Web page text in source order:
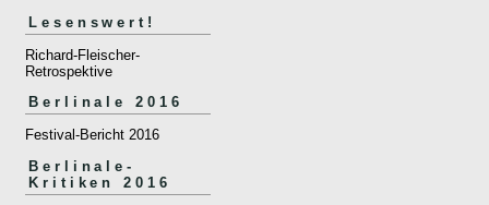
Lesenswert!
Richard-Fleischer-
Retrospektive
Berlinale 2016
Festival-Bericht 2016
Berlinale-
Kritiken 2016